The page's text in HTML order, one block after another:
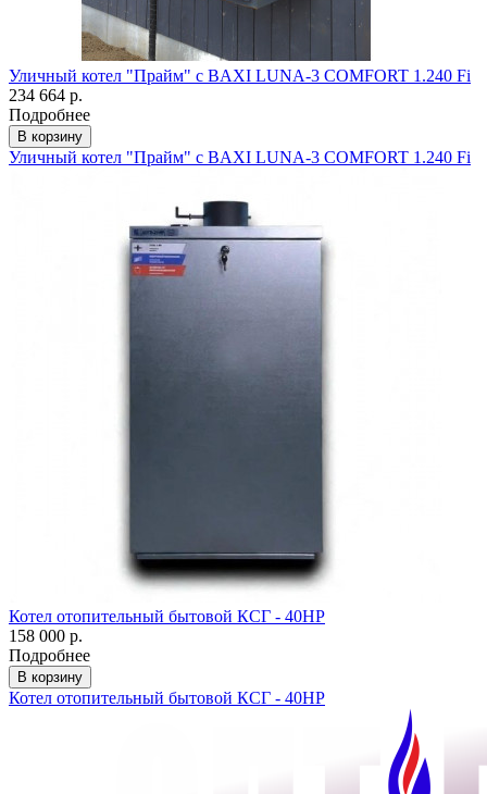
Уличный котел "Прайм" с BAXI LUNA-3 COMFORT 1.240 Fi
234 664 р.
Подробнее
В корзину
Уличный котел "Прайм" с BAXI LUNA-3 COMFORT 1.240 Fi
Котел отопительный бытовой КСГ - 40НР
158 000 р.
Подробнее
В корзину
Котел отопительный бытовой КСГ - 40НР